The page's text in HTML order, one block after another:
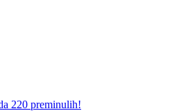
220 preminulih!